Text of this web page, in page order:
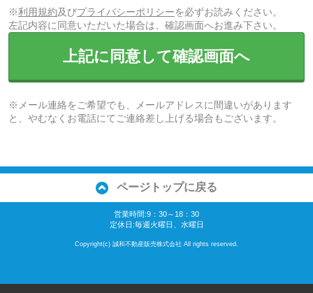
※利用規約及びプライバシーポリシーを必ずお読みください。
左記内容に同意いただいた場合は、確認画面へお進み下さい。
上記に同意して確認画面へ
※メール連絡をご希望でも、メールアドレスに間違いがあります
と、やむなくお電話にてご連絡差し上げる場合もございます。
ページトップに戻る
営業時間:9：30～18：30
定休日:毎週火曜日、水曜日
Copyright(c) 誠和不動産販売株式会社 All rights reserved.